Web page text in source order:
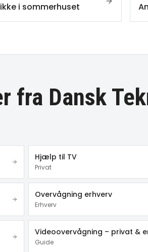
i sommerhuset
fra Dansk
Hjælp til TV
Privat
Overvågning erhverv
Erhverv
Guide